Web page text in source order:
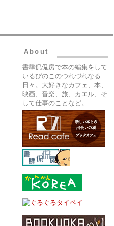
About
書肆侃侃房で本の編集をして
いるぴのこのつれづれなる
日々。大好きなカフェ、本、
映画、音楽、旅、カエル、そ
して仕事のことなど。